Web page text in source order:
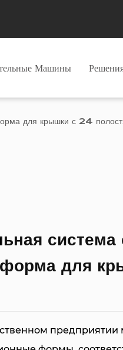
Машины
для крышки с 24
система
форма для
предприятии